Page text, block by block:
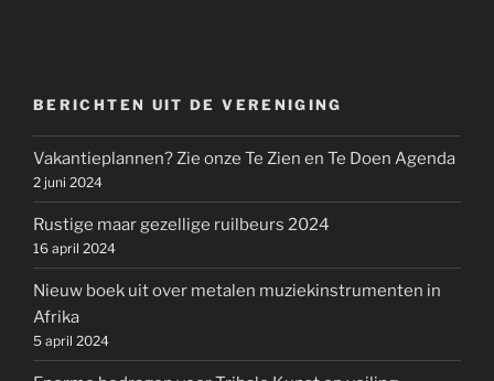
BERICHTEN UIT DE VERENIGING
Vakantieplannen? Zie onze Te Zien en Te Doen Agenda
2 juni 2024
Rustige maar gezellige ruilbeurs 2024
16 april 2024
Nieuw boek uit over metalen muziekinstrumenten in
Afrika
5 april 2024